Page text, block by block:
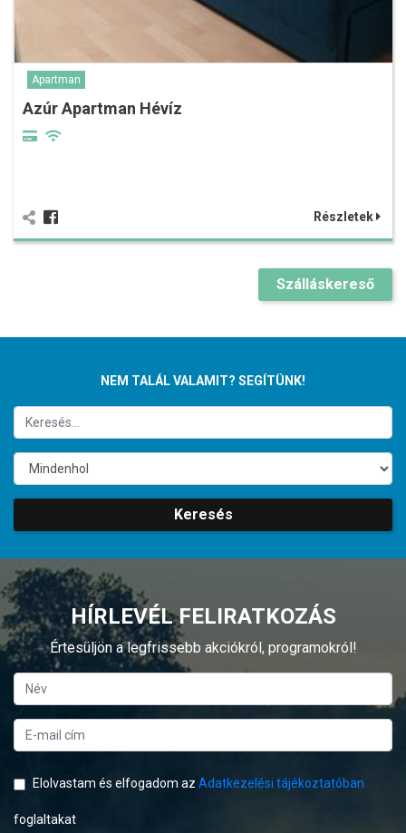
Apartman
Azúr Apartman Hévíz
Részletek
Szálláskereső
NEM TALÁL VALAMIT? SEGÍTÜNK!
Keresés
HÍRLEVÉL FELIRATKOZÁS
Értesüljön a legfrissebb akciókról, programokról!
Elolvastam és elfogadom az Adatkezelési tájékoztatóban
foglaltakat